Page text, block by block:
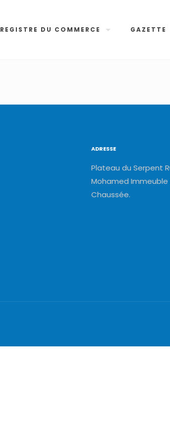
REGISTRE DU COMMERCE GAZETTE
ADRESSE
Plateau du Serpent
Mohamed Immeuble
Chaussée.